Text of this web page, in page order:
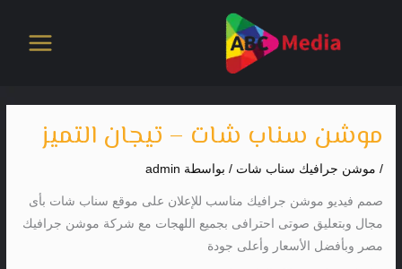
موشن سناب شات – تيجان التميز
/ موشن جرافيك سناب شات / بواسطة admin
صمم فيديو موشن جرافيك مناسب للإعلان على موقع سناب شات بأى
مجال وبتعليق صوتى احترافى بجميع اللهجات مع شركة موشن جرافيك
مصر وبأفضل الأسعار وأعلى جودة